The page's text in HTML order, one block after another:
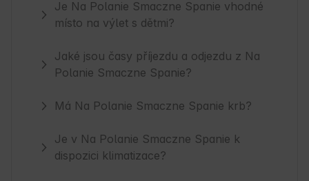
Je Na Polanie Smaczne Spanie vhodné
místo na výlet s dětmi?
Jaké jsou časy příjezdu a odjezdu z Na
Polanie Smaczne Spanie?
Má Na Polanie Smaczne Spanie krb?
Je v Na Polanie Smaczne Spanie k
dispozici klimatizace?